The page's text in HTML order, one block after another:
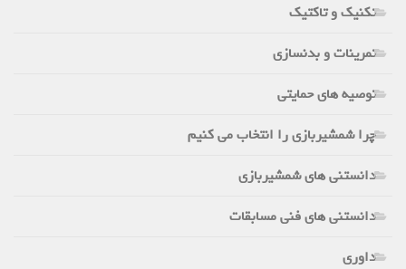
تکنیک و تاکتیک
تمرینات و بدنسازی
توصیه های حمایتی
چرا شمشیربازی را انتخاب می کنیم
دانستنی های شمشیربازی
دانستنی های فنی مسابقات
داوری